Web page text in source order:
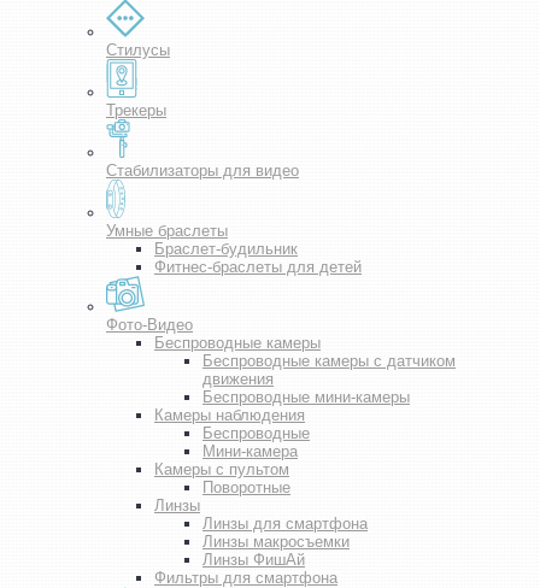
Стилусы
Трекеры
Стабилизаторы для видео
Умные браслеты
Браслет-будильник
Фитнес-браслеты для детей
Фото-Видео
Беспроводные камеры
Беспроводные камеры с датчиком
движения
Беспроводные мини-камеры
Камеры наблюдения
Беспроводные
Мини-камера
Камеры с пультом
Поворотные
Линзы
Линзы для смартфона
Линзы макросъемки
Линзы ФишАй
Фильтры для смартфона